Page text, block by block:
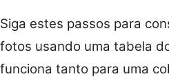
Siga estes passos para
fotos usando uma tabela
funciona tanto para uma